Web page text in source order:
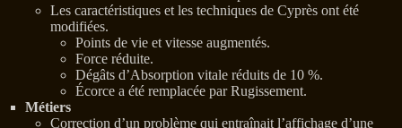
Les caractéristiques et les techniques de Cyprès ont été
modifiées.
Points de vie et vitesse augmentés.
Force réduite.
Dégâts d’Absorption vitale réduits de 10 %.
Écorce a été remplacée par Rugissement.
Métiers
Correction d’un problème qui entraînait l’affichage d’une